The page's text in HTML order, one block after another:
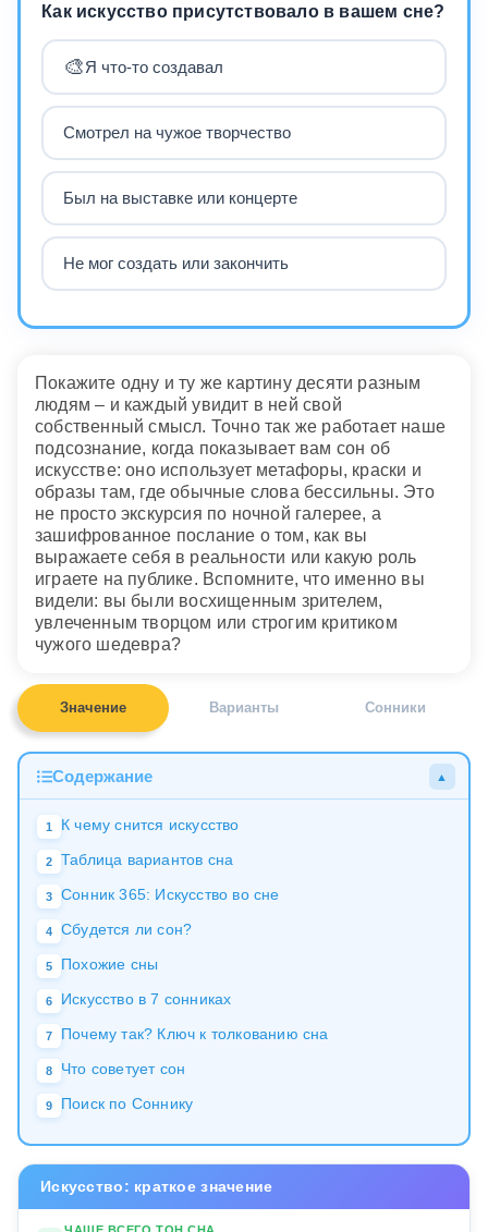
Как искусство присутствовало в вашем сне?
🎨Я что-то создавал
Смотрел на чужое творчество
Был на выставке или концерте
Не мог создать или закончить
Покажите одну и ту же картину десяти разным
людям – и каждый увидит в ней свой
собственный смысл. Точно так же работает наше
подсознание, когда показывает вам сон об
искусстве: оно использует метафоры, краски и
образы там, где обычные слова бессильны. Это
не просто экскурсия по ночной галерее, а
зашифрованное послание о том, как вы
выражаете себя в реальности или какую роль
играете на публике. Вспомните, что именно вы
видели: вы были восхищенным зрителем,
увлеченным творцом или строгим критиком
чужого шедевра?
Значение Варианты Сонники
Содержание ▲
1 К чему снится искусство
2 Таблица вариантов сна
3 Сонник 365: Искусство во сне
4 Сбудется ли сон?
5 Похожие сны
6 Искусство в 7 сонниках
7 Почему так? Ключ к толкованию сна
8 Что советует сон
9 Поиск по Соннику
Искусство: краткое значение